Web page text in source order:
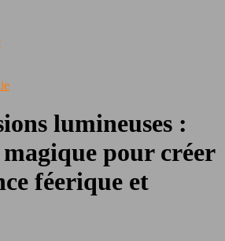
lumineuses :
pour créer
féerique et